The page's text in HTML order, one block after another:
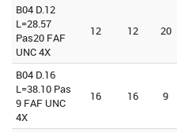
B04 D.12
L=28.57
Pas20 FAF
UNC 4X
12 12 20
B04 D.16
L=38.10 Pas
9 FAF UNC
4X
16 16 9